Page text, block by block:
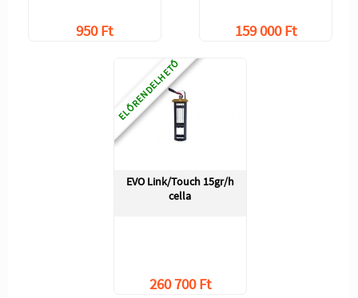
950 Ft 159 000 Ft
ELŐRENDELHETŐ
EVO Link/Touch 15gr/h
cella
260 700 Ft